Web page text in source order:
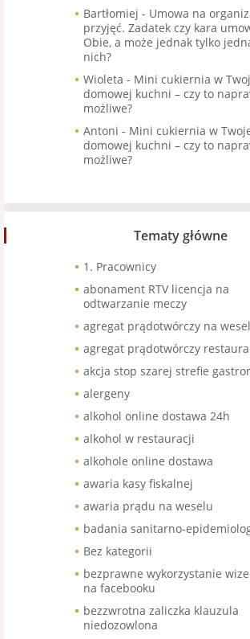
Bartłomiej - Umowa na
przyjęć. Zadatek czy kara
Obie, a może jednak tylko
nich?
Wioleta - Mini cukiernia w
domowej kuchni – czy to
możliwe?
Antoni - Mini cukiernia w
domowej kuchni – czy to
możliwe?
Tematy główne
1. Pracownicy
abonament RTV licencja na
odtwarzanie meczy
agregat prądotwórczy na
agregat prądotwórczy
akcja stop szarej strefie
alergeny
alkohol online dostawa 24h
alkohol w restauracji
alkohole online dostawa
awaria kasy fiskalnej
awaria prądu na weselu
badania sanitarno-
Bez kategorii
bezprawne wykorzystanie
na facebooku
bezzwrotna zaliczka klauzula
niedozowlona